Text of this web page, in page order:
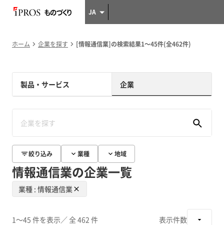
JA
ホーム 企業を探す [情報通信業]の検索結果1～45件(全462件)
製品・サービス 企業
情報通信業の企業一覧
業種 : 情報通信業
1～45 件を表示／ 全 462 件 表示件数
絞り込み 業種 地域